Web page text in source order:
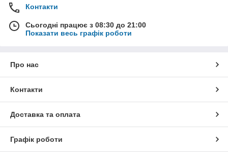
Контакти
Сьогодні працює з 08:30 до 21:00
Показати весь графік роботи
Про нас
Контакти
Доставка та оплата
Графік роботи